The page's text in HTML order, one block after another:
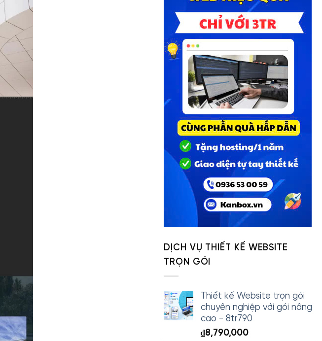
DỊCH VỤ THIẾT KẾ WEBSITE
TRỌN GÓI
Thiết kế Website trọn gói
chuyên nghiệp với gói nâng
cao - 8tr790
₫8,790,000